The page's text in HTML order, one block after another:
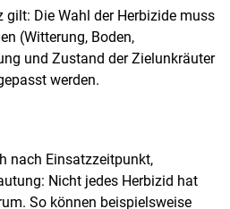
gilt: Die Wahl der Herbizide muss
(Witterung, Boden,
und Zustand der Zielunkräuter
werden.
nach Einsatzzeitpunkt,
Nicht jedes Herbizid hat
So können beispielsweise